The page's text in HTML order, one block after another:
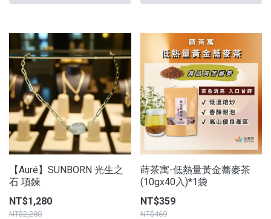
【Auré】SUNBORN 光生之
石 項鍊
NT$1,280
NT$2,280
蒔茶寓-低熱量黃金蕎麥茶
(10gx40入)*1袋
NT$359
NT$469